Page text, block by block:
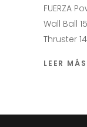
FUERZA
Wall Ball
Thruster
LEER MÁS